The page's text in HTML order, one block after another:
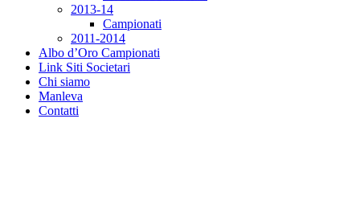
2013-14
Campionati
2011-2014
Albo d’Oro Campionati
Link Siti Societari
Chi siamo
Manleva
Contatti